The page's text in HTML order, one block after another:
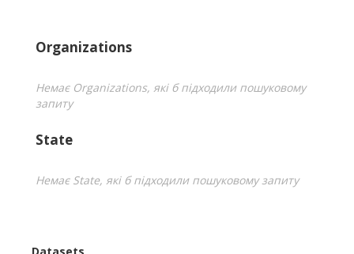
Organizations
Немає Organizations, які б підходили пошуковому
запиту
State
Немає State, які б підходили пошуковому запиту